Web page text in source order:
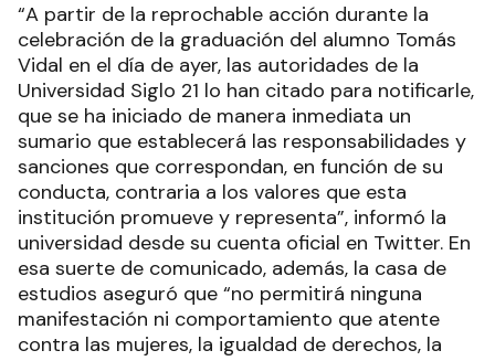
“A partir de la reprochable acción durante la
celebración de la graduación del alumno Tomás
Vidal en el día de ayer, las autoridades de la
Universidad Siglo 21 lo han citado para notificarle,
que se ha iniciado de manera inmediata un
sumario que establecerá las responsabilidades y
sanciones que correspondan, en función de su
conducta, contraria a los valores que esta
institución promueve y representa”, informó la
universidad desde su cuenta oficial en Twitter. En
esa suerte de comunicado, además, la casa de
estudios aseguró que “no permitirá ninguna
manifestación ni comportamiento que atente
contra las mujeres, la igualdad de derechos, la